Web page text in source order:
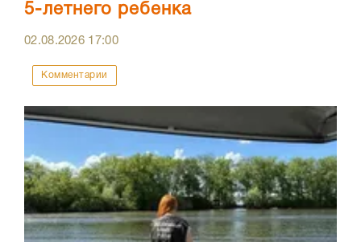
5-летнего ребенка
02.08.2026 17:00
Комментарии